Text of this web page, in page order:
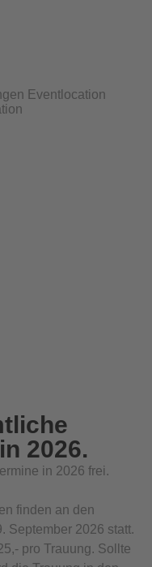
2026.
in 2026 frei.
finden an den
September 2026 statt.
pro Trauung. Sollte